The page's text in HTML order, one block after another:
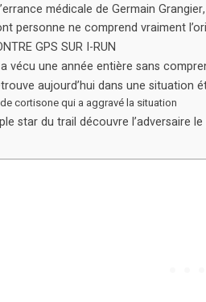
médicale de Germain
personne ne comprend vraiment
GPS SUR I-RUN
vécu une année entière sans
aujourd’hui dans une situation
cortisone qui a aggravé la situation
star du trail découvre l’adversaire